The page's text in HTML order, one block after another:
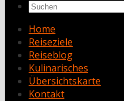
Home
Reiseziele
Reiseblog
Kulinarisches
Übersichtskarte
Kontakt